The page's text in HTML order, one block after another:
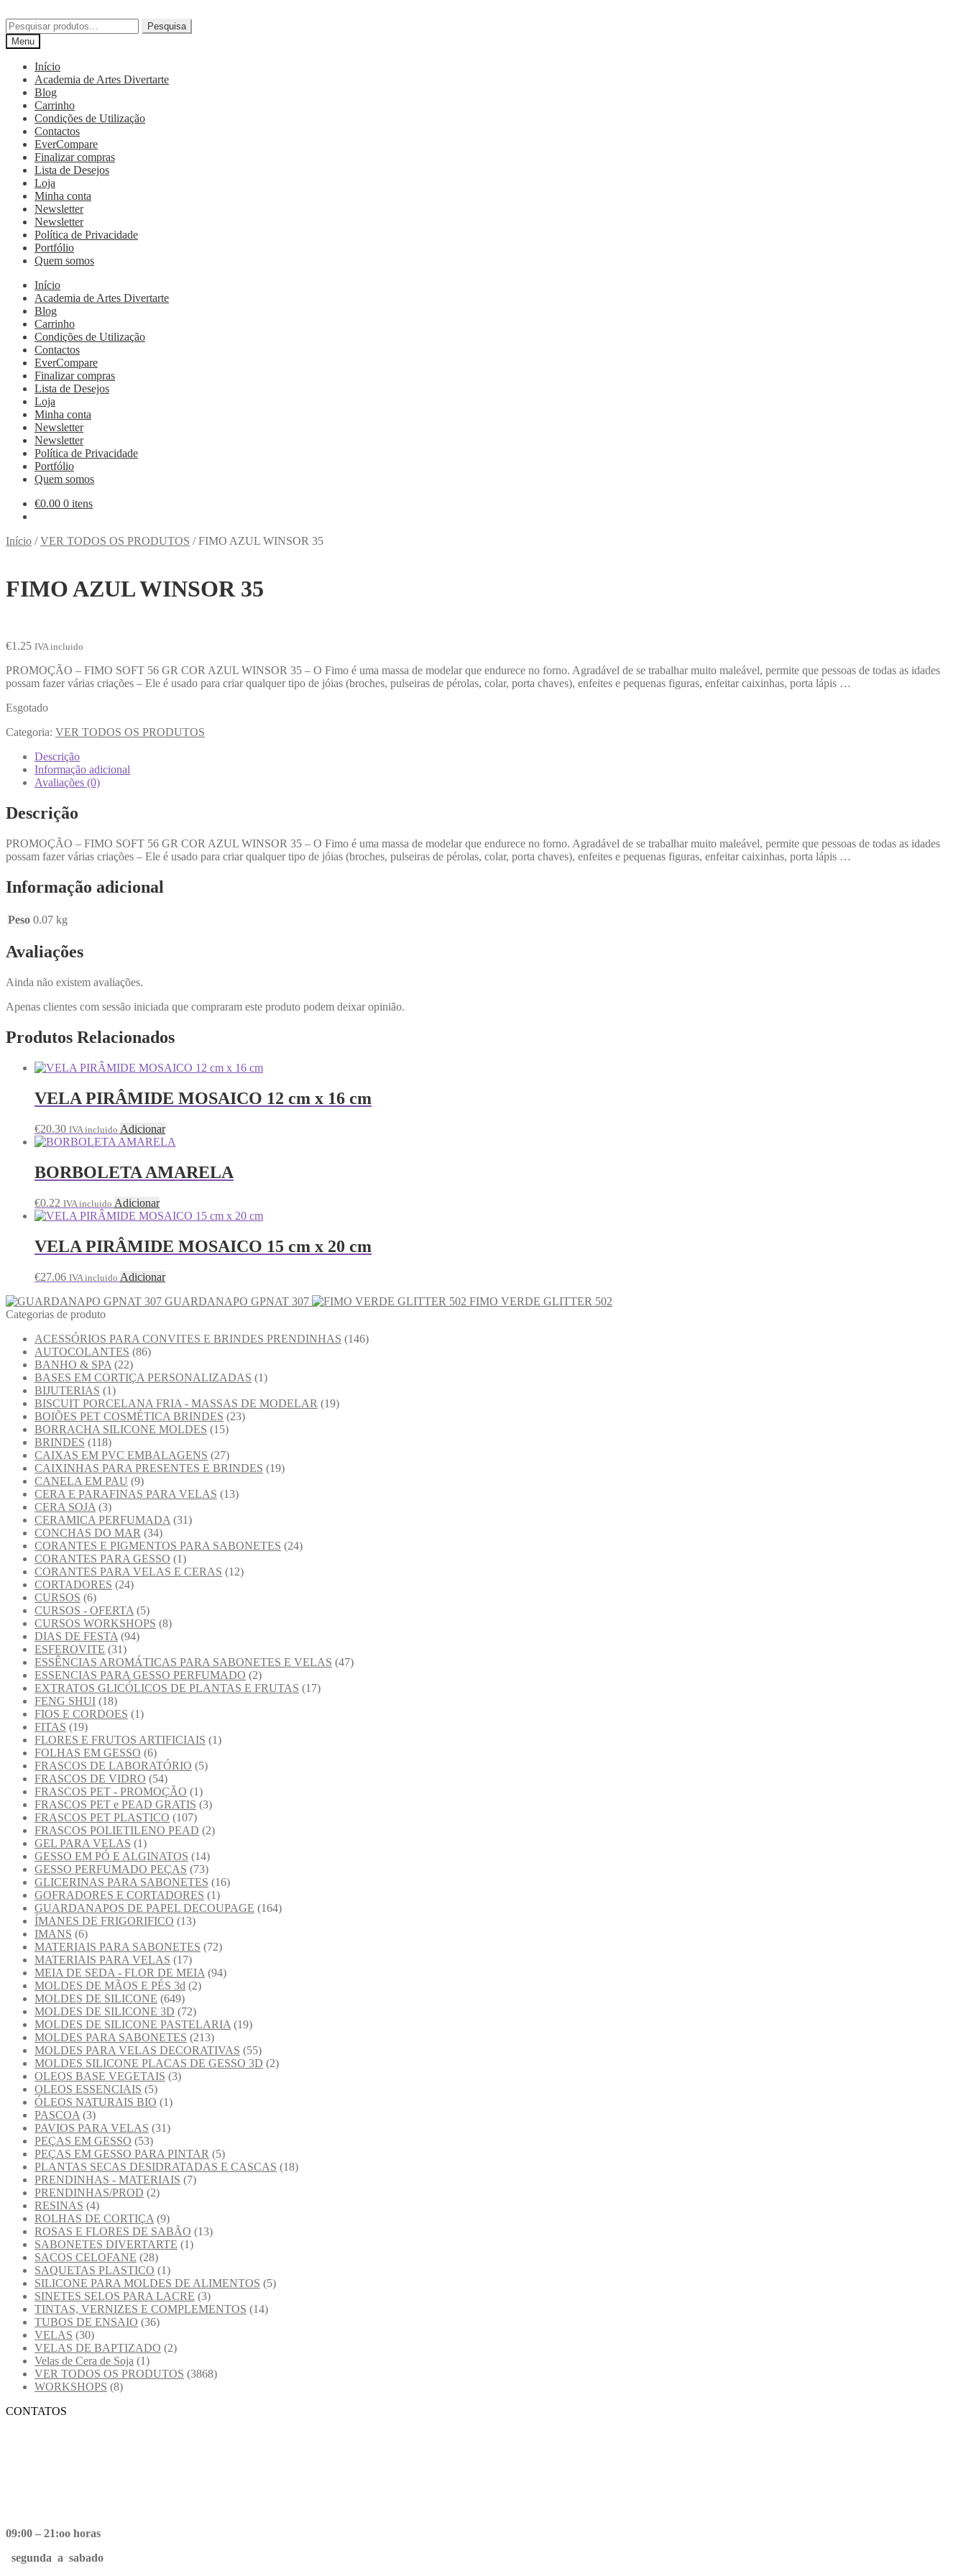
Pesquisa
Menu
Início
Academia de Artes Divertarte
Blog
Carrinho
Condições de Utilização
Contactos
EverCompare
Finalizar compras
Lista de Desejos
Loja
Minha conta
Newsletter
Newsletter
Política de Privacidade
Portfólio
Quem somos
Início
Academia de Artes Divertarte
Blog
Carrinho
Condições de Utilização
Contactos
EverCompare
Finalizar compras
Lista de Desejos
Loja
Minha conta
Newsletter
Newsletter
Política de Privacidade
Portfólio
Quem somos
€0.00 0 itens
Início /VER TODOS OS PRODUTOS /FIMO AZUL WINSOR 35
FIMO AZUL WINSOR 35
€1.25 IVA incluido
PROMOÇÃO – FIMO SOFT 56 GR COR AZUL WINSOR 35 – O Fimo é uma massa de modelar que endurece no forno. Agradável de se trabalhar muito maleável, permite que pessoas de todas as idades
possam fazer várias criações – Ele é usado para criar qualquer tipo de jóias (broches, pulseiras de pérolas, colar, porta chaves), enfeites e pequenas figuras, enfeitar caixinhas, porta lápis …
Esgotado
Categoria: VER TODOS OS PRODUTOS
Descrição
Informação adicional
Avaliações (0)
Descrição
PROMOÇÃO – FIMO SOFT 56 GR COR AZUL WINSOR 35 – O Fimo é uma massa de modelar que endurece no forno. Agradável de se trabalhar muito maleável, permite que pessoas de todas as idades
possam fazer várias criações – Ele é usado para criar qualquer tipo de jóias (broches, pulseiras de pérolas, colar, porta chaves), enfeites e pequenas figuras, enfeitar caixinhas, porta lápis …
Informação adicional
Peso 0.07 kg
Avaliações
Ainda não existem avaliações.
Apenas clientes com sessão iniciada que compraram este produto podem deixar opinião.
Produtos Relacionados
VELA PIRÂMIDE MOSAICO 12 cm x 16 cm
€20.30 IVA incluido Adicionar
BORBOLETA AMARELA
€0.22 IVA incluido Adicionar
VELA PIRÂMIDE MOSAICO 15 cm x 20 cm
€27.06 IVA incluido Adicionar
GUARDANAPO GPNAT 307
FIMO VERDE GLITTER 502
Categorias de produto
ACESSÓRIOS PARA CONVITES E BRINDES PRENDINHAS (146)
AUTOCOLANTES (86)
BANHO & SPA (22)
BASES EM CORTIÇA PERSONALIZADAS (1)
BIJUTERIAS (1)
BISCUIT PORCELANA FRIA - MASSAS DE MODELAR (19)
BOIÕES PET COSMÉTICA BRINDES (23)
BORRACHA SILICONE MOLDES (15)
BRINDES (118)
CAIXAS EM PVC EMBALAGENS (27)
CAIXINHAS PARA PRESENTES E BRINDES (19)
CANELA EM PAU (9)
CERA E PARAFINAS PARA VELAS (13)
CERA SOJA (3)
CERAMICA PERFUMADA (31)
CONCHAS DO MAR (34)
CORANTES E PIGMENTOS PARA SABONETES (24)
CORANTES PARA GESSO (1)
CORANTES PARA VELAS E CERAS (12)
CORTADORES (24)
CURSOS (6)
CURSOS - OFERTA (5)
CURSOS WORKSHOPS (8)
DIAS DE FESTA (94)
ESFEROVITE (31)
ESSÊNCIAS AROMÁTICAS PARA SABONETES E VELAS (47)
ESSENCIAS PARA GESSO PERFUMADO (2)
EXTRATOS GLICÓLICOS DE PLANTAS E FRUTAS (17)
FENG SHUI (18)
FIOS E CORDOES (1)
FITAS (19)
FLORES E FRUTOS ARTIFICIAIS (1)
FOLHAS EM GESSO (6)
FRASCOS DE LABORATÓRIO (5)
FRASCOS DE VIDRO (54)
FRASCOS PET - PROMOÇÃO (1)
FRASCOS PET e PEAD GRATIS (3)
FRASCOS PET PLASTICO (107)
FRASCOS POLIETILENO PEAD (2)
GEL PARA VELAS (1)
GESSO EM PÓ E ALGINATOS (14)
GESSO PERFUMADO PEÇAS (73)
GLICERINAS PARA SABONETES (16)
GOFRADORES E CORTADORES (1)
GUARDANAPOS DE PAPEL DECOUPAGE (164)
ÍMANES DE FRIGORIFICO (13)
IMANS (6)
MATERIAIS PARA SABONETES (72)
MATERIAIS PARA VELAS (17)
MEIA DE SEDA - FLOR DE MEIA (94)
MOLDES DE MÃOS E PÉS 3d (2)
MOLDES DE SILICONE (649)
MOLDES DE SILICONE 3D (72)
MOLDES DE SILICONE PASTELARIA (19)
MOLDES PARA SABONETES (213)
MOLDES PARA VELAS DECORATIVAS (55)
MOLDES SILICONE PLACAS DE GESSO 3D (2)
OLEOS BASE VEGETAIS (3)
OLEOS ESSENCIAIS (5)
ÓLEOS NATURAIS BIO (1)
PASCOA (3)
PAVIOS PARA VELAS (31)
PEÇAS EM GESSO (53)
PEÇAS EM GESSO PARA PINTAR (5)
PLANTAS SECAS DESIDRATADAS E CASCAS (18)
PRENDINHAS - MATERIAIS (7)
PRENDINHAS/PROD (2)
RESINAS (4)
ROLHAS DE CORTIÇA (9)
ROSAS E FLORES DE SABÃO (13)
SABONETES DIVERTARTE (1)
SACOS CELOFANE (28)
SAQUETAS PLASTICO (1)
SILICONE PARA MOLDES DE ALIMENTOS (5)
SINETES SELOS PARA LACRE (3)
TINTAS, VERNIZES E COMPLEMENTOS (14)
TUBOS DE ENSAIO (36)
VELAS (30)
VELAS DE BAPTIZADO (2)
Velas de Cera de Soja (1)
VER TODOS OS PRODUTOS (3868)
WORKSHOPS (8)
CONTATOS
09:00 – 21:oo horas
segunda a sabado